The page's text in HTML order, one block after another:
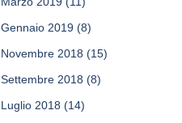
Gennaio 2019 (8)
Novembre 2018 (15)
Settembre 2018 (8)
Luglio 2018 (14)